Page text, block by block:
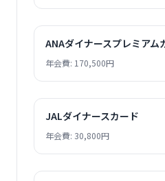
ANAダイナースプレミアム
年会費: 170,500円
JALダイナースカード
年会費: 30,800円